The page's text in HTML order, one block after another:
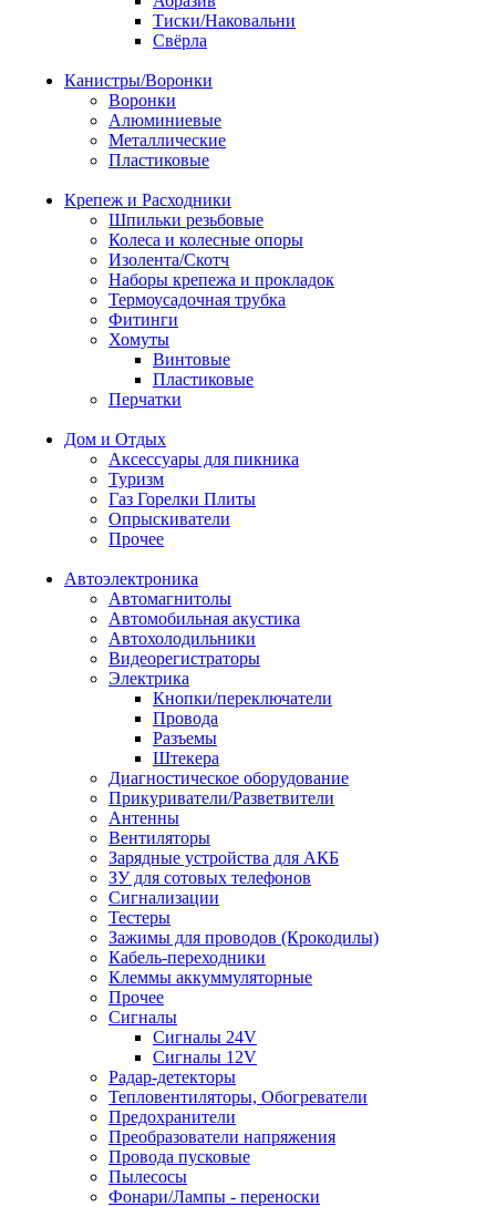
Тиски/Наковальни
Свёрла
Канистры/Воронки
Воронки
Алюминиевые
Металлические
Пластиковые
Крепеж и Расходники
Шпильки резьбовые
Колеса и колесные опоры
Изолента/Скотч
Наборы крепежа и прокладок
Термоусадочная трубка
Фитинги
Хомуты
Винтовые
Пластиковые
Перчатки
Дом и Отдых
Аксессуары для пикника
Туризм
Газ Горелки Плиты
Опрыскиватели
Прочее
Автоэлектроника
Автомагнитолы
Автомобильная акустика
Автохолодильники
Видеорегистраторы
Электрика
Кнопки/переключатели
Провода
Разъемы
Штекера
Диагностическое оборудование
Прикуриватели/Разветвители
Антенны
Вентиляторы
Зарядные устройства для АКБ
ЗУ для сотовых телефонов
Сигнализации
Тестеры
Зажимы для проводов (Крокодилы)
Кабель-переходники
Клеммы аккуммуляторные
Прочее
Сигналы
Сигналы 24V
Сигналы 12V
Радар-детекторы
Тепловентиляторы, Обогреватели
Предохранители
Преобразователи напряжения
Провода пусковые
Пылесосы
Фонари/Лампы - переноски